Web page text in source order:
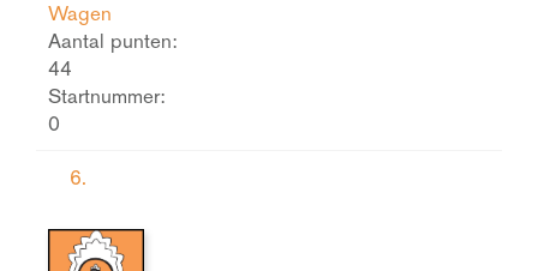
Wagen
Aantal punten:
44
Startnummer:
0
6.